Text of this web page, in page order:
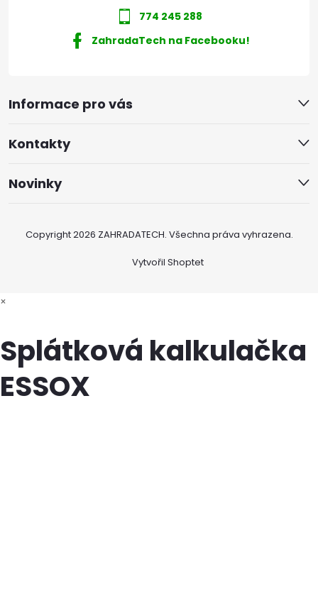
Informace pro vás
Kontakty
Novinky
774 245 288
ZahradaTech na Facebooku!
Vytvořil Shoptet
Copyright 2026 ZAHRADATECH. Všechna práva vyhrazena.
×
Splátková kalkulačka
ESSOX